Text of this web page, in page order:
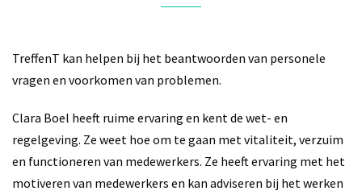
TreffenT kan helpen bij het beantwoorden van personele
vragen en voorkomen van problemen.
Clara Boel heeft ruime ervaring en kent de wet- en
regelgeving. Ze weet hoe om te gaan met vitaliteit, verzuim
en functioneren van medewerkers. Ze heeft ervaring met het
motiveren van medewerkers en kan adviseren bij het werken